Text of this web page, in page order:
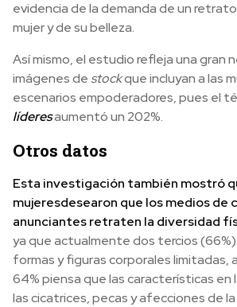
evidencia de la demanda de un
mujer y de su belleza.
Así mismo, el estudio refleja una gran
imágenes destockque incluyan a las
escenarios empoderadores, pues el
líderesaumentó un 202%.
Otros datos
Esta investigación también mostró
mujeresdesearon que los medios de
anunciantes retraten la diversidad
ya que actualmente dos tercios
formas y figuras corporales limitadas,
64% piensa que las características en
las cicatrices, pecas y afecciones de